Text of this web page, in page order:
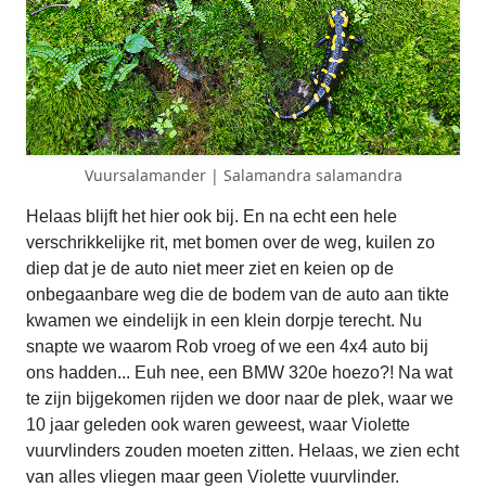
Vuursalamander | Salamandra salamandra
Helaas blijft het hier ook bij. En na echt een hele
verschrikkelijke rit, met bomen over de weg, kuilen zo
diep dat je de auto niet meer ziet en keien op de
onbegaanbare weg die de bodem van de auto aan tikte
kwamen we eindelijk in een klein dorpje terecht. Nu
snapte we waarom Rob vroeg of we een 4x4 auto bij
ons hadden... Euh nee, een BMW 320e hoezo?! Na wat
te zijn bijgekomen rijden we door naar de plek, waar we
10 jaar geleden ook waren geweest, waar Violette
vuurvlinders zouden moeten zitten. Helaas, we zien echt
van alles vliegen maar geen Violette vuurvlinder.